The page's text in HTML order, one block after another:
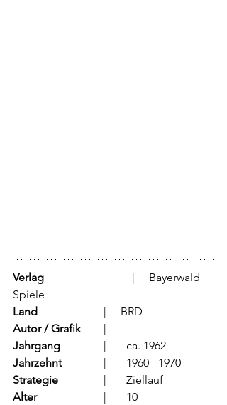
Verlag
Spiele
Land
			  |     BRD
Autor / Grafik
Jahrgang
		  |	ca. 1962
Jahrzehnt
		  |	1960 - 1970
Strategie
		  |	Ziellauf
Alter
			  |	10